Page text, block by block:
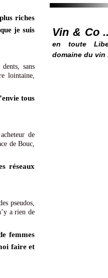
riches
je suis
sans
lointaine,
tous
de
de Bouc,
réseaux
pseudos,
a rien de
femmes
faire et
Vin & Co
en toute
domaine du vin